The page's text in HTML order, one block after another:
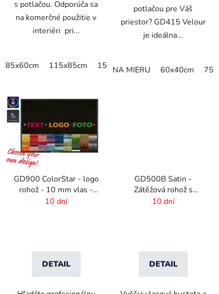
s potlačou. Odporúča sa
na komerčné použitie v
interiéri pri...
85x60cm 115x85cm 150x85cm 180x115cm
potlačou pre Váš
priestor? GD415 Velour
je ideálna...
NA MIERU 60x40cm
GD900 ColorStar - logo
rohož - 10 mm vlas -
rozmer na mieru
10 dní
DETAIL
GD500B Satin -
Zátěžová rohož s
digitálnou potlačou a
10 dní
DETAIL